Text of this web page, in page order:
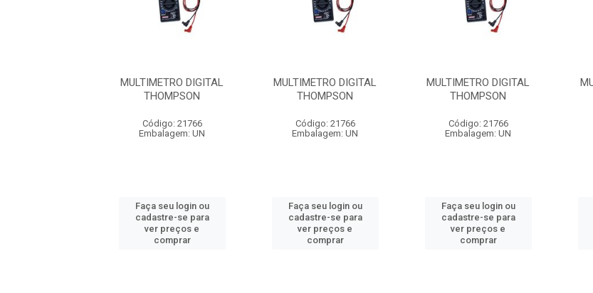
MULTIMETRO DIGITAL
THOMPSON
Código: 21766
Embalagem: UN
Faça seu login ou
cadastre-se para
ver preços e
comprar
MULTIMETRO DIGITAL
THOMPSON
Código: 21766
Embalagem: UN
Faça seu login ou
cadastre-se para
ver preços e
comprar
MULTIMETRO DIGITAL
THOMPSON
Código: 21766
Embalagem: UN
Faça seu login ou
cadastre-se para
ver preços e
comprar